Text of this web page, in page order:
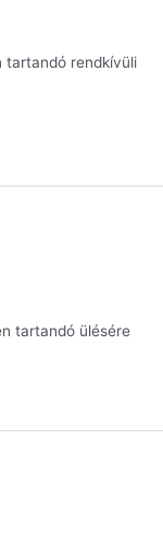
tartandó rendkívüli
tartandó ülésére